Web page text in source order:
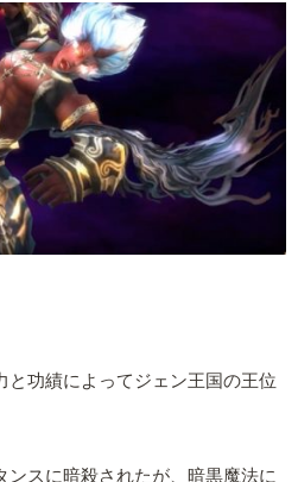
と功績によってジェン王国の王位
ンスに暗殺されたが、暗黒魔法に